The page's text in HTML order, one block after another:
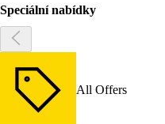
Speciální nabídky
All Offers